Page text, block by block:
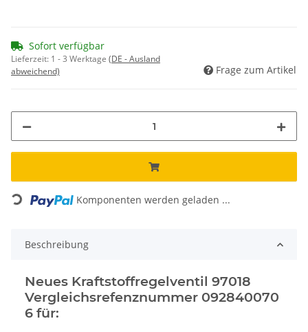
Sofort verfügbar
Lieferzeit: 1 - 3 Werktage (DE - Ausland
abweichend)
Frage zum Artikel
Loading... Komponenten werden geladen ...
Beschreibung
Neues Kraftstoffregelventil 97018
Vergleichsrefenznummer 092840070
6 für: